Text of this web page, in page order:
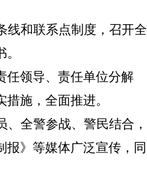
线和联系点制度，召开全
任领导、责任单位分解
措施，全面推进。
全警参战、警民结合，
报》等媒体广泛宣传，同